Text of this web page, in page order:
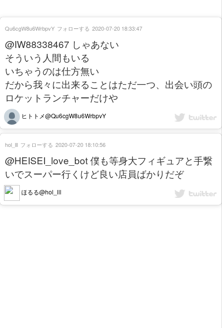
@IW88338467 しゃあない
そういう人間もいる
いちゃうのは仕方無い
だから我々に出来ることはただ一つ、出会い頭の
ロケットランチャーだけや
ヒトトメ@Qu6cgW8u6WrbpvY
Qu6cgW8u6WrbpvY フォローする 2020-07-20 18:33:47
@HEISEI_love_bot 僕も等身大フィギュアと手繋
いでスーパー行くけど良い店員ばかりだぞ
ほるる@hol_lll
hol_lll フォローする 2020-07-20 18:10:56